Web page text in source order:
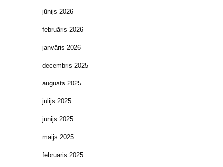
jūnijs 2026
februāris 2026
janvāris 2026
decembris 2025
augusts 2025
jūlijs 2025
jūnijs 2025
maijs 2025
februāris 2025